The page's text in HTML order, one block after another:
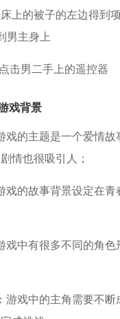
上的被子的左边得到
男主身上
击男二手上的遥控器
戏背景
戏的主题是一个爱情
情也很吸引人；
戏的故事背景设定在
戏中有很多不同的角
游戏中的主角需要不